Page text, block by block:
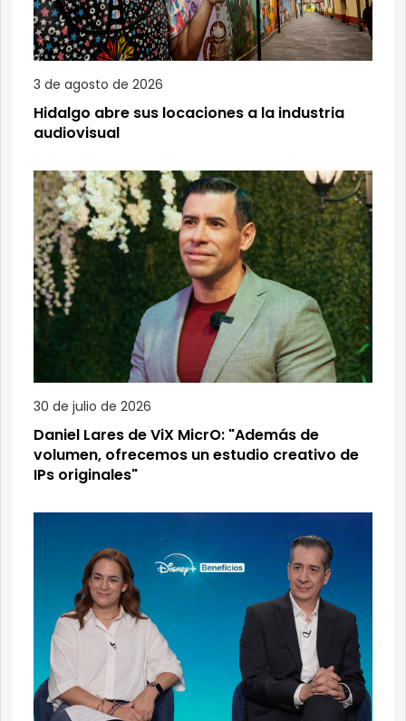
3 de agosto de 2026
Hidalgo abre sus locaciones a la industria
audiovisual
30 de julio de 2026
Daniel Lares de ViX MicrO: "Además de
volumen, ofrecemos un estudio creativo de
IPs originales"